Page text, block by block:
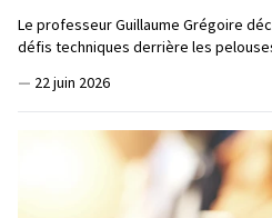
Le professeur Guillaume Grégoire
défis techniques derrière les
— 22 juin 2026